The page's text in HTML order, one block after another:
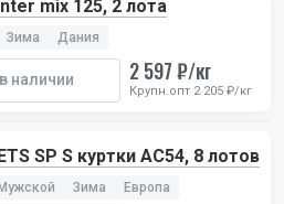
MODA Winter mix 125, 2 лота
Зима Дания
наличии 2 597 ₽/кг
Крупн.опт 2 205 ₽/кг
SP S куртки AC54, 8 лотов
Зима Европа